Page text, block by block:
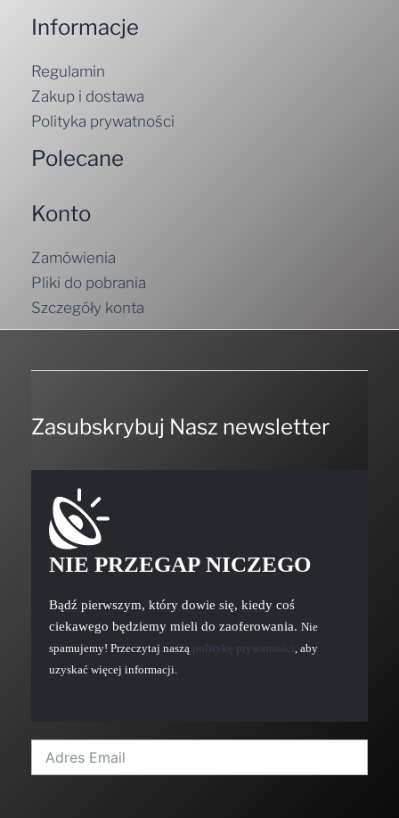
Informacje
Regulamin
Zakup i dostawa
Polityka prywatności
Polecane
Konto
Zamówienia
Pliki do pobrania
Szczegóły konta
Zasubskrybuj Nasz newsletter
NIE PRZEGAP NICZEGO
Bądź pierwszym, który dowie się, kiedy coś
ciekawego będziemy mieli do zaoferowania. Nie
spamujemy! Przeczytaj naszą politykę prywatności, aby
uzyskać więcej informacji.